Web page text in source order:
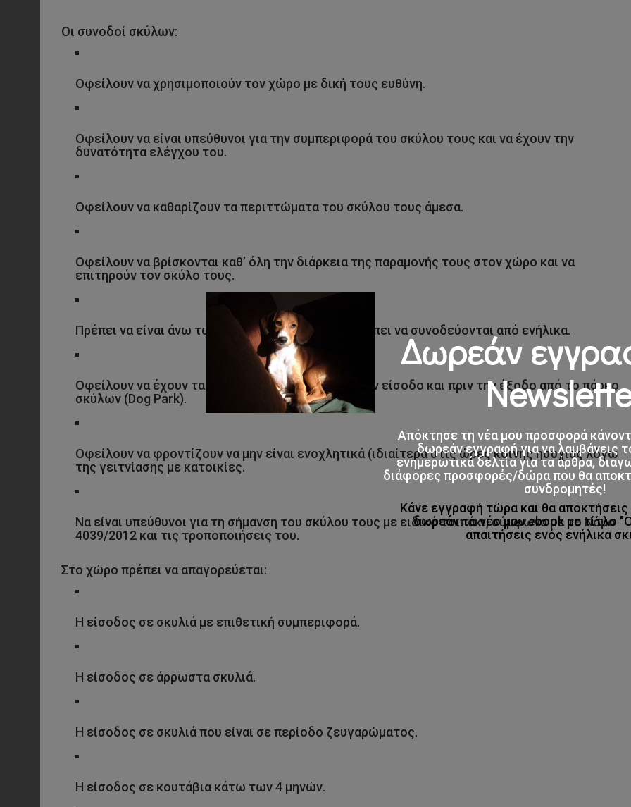
Οι συνοδοί σκύλων:
Οφείλουν να χρησιμοποιούν τον χώρο με δική τους ευθύνη.
Οφείλουν να είναι υπεύθυνοι για την συμπεριφορά του σκύλου τους και να έχουν την
δυνατότητα ελέγχου του.
Οφείλουν να καθαρίζουν τα περιττώματα του σκύλου τους άμεσα.
Οφείλουν να βρίσκονται καθ’ όλη την διάρκεια της παραμονής τους στον χώρο και να
επιτηρούν τον σκύλο τους.
Πρέπει να είναι άνω των 15 ετών διαφορετικά πρέπει να συνοδεύονται από ενήλικα.
Οφείλουν να έχουν τα σκυλιά τους δεμένα κατά την είσοδο και πριν την έξοδο από το πάρκο
σκύλων (Dog Park).
Οφείλουν να φροντίζουν να μην είναι ενοχλητικά (ιδιαίτερα στις ώρες κοινής ησυχίας λόγω
της γειτνίασης με κατοικίες.
Να είναι υπεύθυνοι για τη σήμανση του σκύλου τους με ειδικό τσιπάκι, σύμφωνα με το Νόμο
4039/2012 και τις τροποποιήσεις του.
Στο χώρο πρέπει να απαγορεύεται:
Η είσοδος σε σκυλιά με επιθετική συμπεριφορά.
Η είσοδος σε άρρωστα σκυλιά.
Η είσοδος σε σκυλιά που είναι σε περίοδο ζευγαρώματος.
Η είσοδος σε κουτάβια κάτω των 4 μηνών.
Δωρεάν
Απόκτησε τη νέα μου προσφορά
δωρεάν εγγραφή για να λαμβάνεις
ενημερωτικά δελτία για τα άρθρα,
διάφορες προσφορές/δώρα που θα
συνδρομητές!
Κάνε εγγραφή τώρα και θα
δωρεάν το νέο μου ebook με τίτλο
απαιτήσεις ενός ενήλικα